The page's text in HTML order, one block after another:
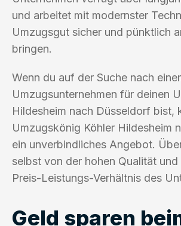
und arbeitet mit modernster
Umzugsgut sicher und pünktlich
bringen.
Wenn du auf der Suche nach
Umzugsunternehmen für deinen
Hildesheim nach Düsseldorf bist,
Umzugskönig Köhler Hildesheim
ein unverbindliches Angebot.
selbst von der hohen Qualität
Preis-Leistungs-Verhältnis des
Geld sparen